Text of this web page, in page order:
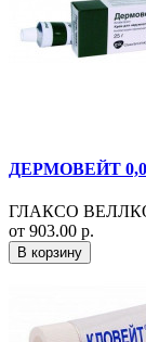
ДЕРМОВЕЙТ
ГЛАКСО
от 903.00 р.
В корзину